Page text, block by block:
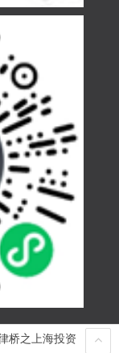
桥之上海投资